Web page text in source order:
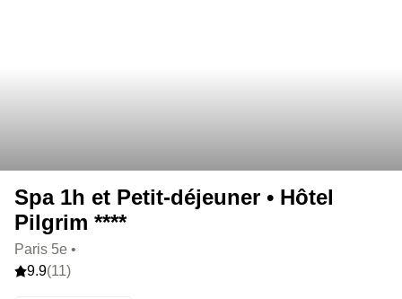
Spa 1h et Petit-déjeuner • Hôtel
Pilgrim ****
Paris 5e •
9.9(11)